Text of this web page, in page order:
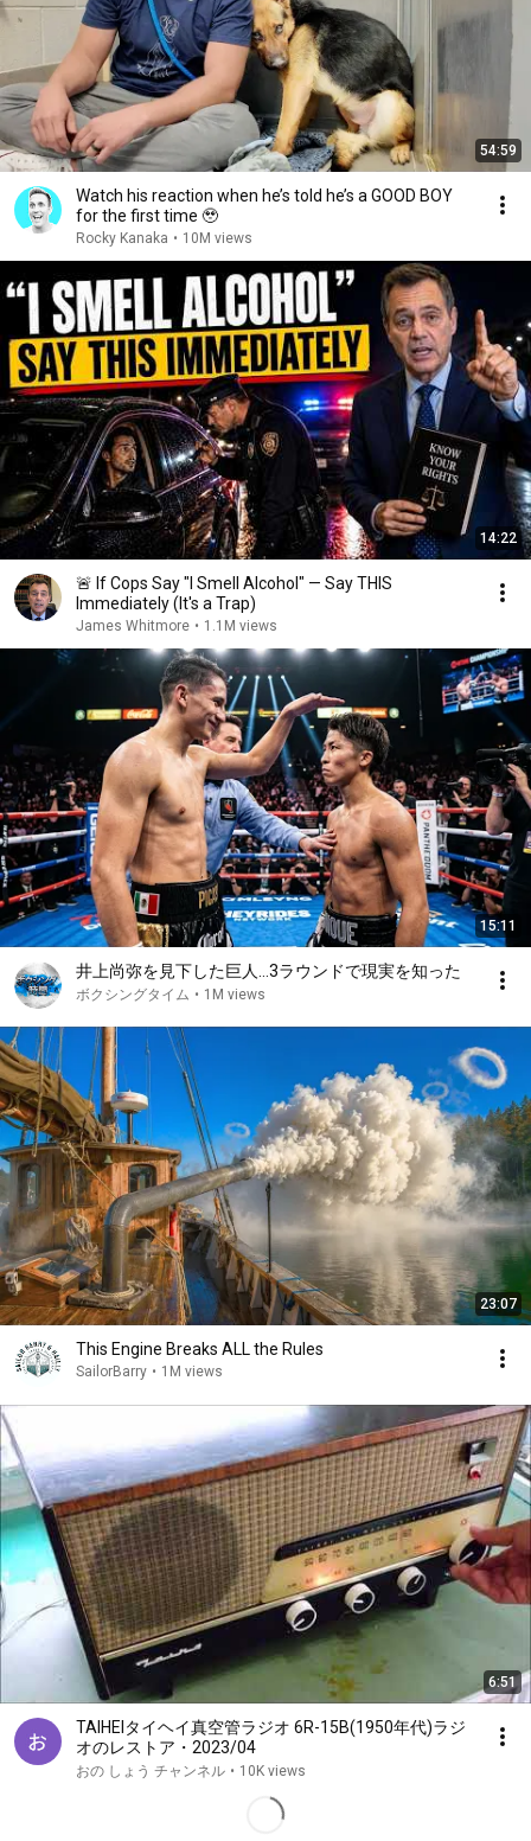
54:59
Watch his reaction when he’s told he’s a GOOD BOY
for the first time 🥹
Rocky Kanaka • 10M views
14:22
🚨 If Cops Say "I Smell Alcohol" — Say THIS
Immediately (It's a Trap)
James Whitmore • 1.1M views
15:11
井上尚弥を見下した巨人…3ラウンドで現実を知った
ボクシングタイム • 1M views
23:07
This Engine Breaks ALL the Rules
SailorBarry • 1M views
6:51
TAIHEIタイヘイ真空管ラジオ 6R-15B(1950年代)ラジ
オのレストア・2023/04
おの しょう チャンネル • 10K views